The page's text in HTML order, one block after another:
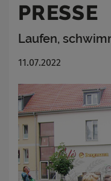
PRESSE
Laufen,
11.07.2022